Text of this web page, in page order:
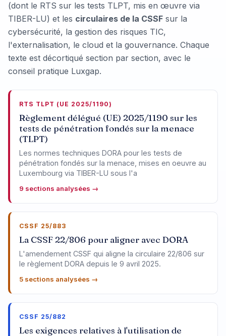
(dont le RTS sur les tests TLPT, mis en œuvre via
TIBER-LU) et les circulaires de la CSSF sur la
cybersécurité, la gestion des risques TIC,
l'externalisation, le cloud et la gouvernance. Chaque
texte est décortiqué section par section, avec le
conseil pratique Luxgap.
RTS TLPT (UE 2025/1190)
Règlement délégué (UE) 2025/1190 sur les
tests de pénétration fondés sur la menace
(TLPT)
Les normes techniques DORA pour les tests de
pénétration fondés sur la menace, mises en oeuvre au
Luxembourg via TIBER-LU sous l'a
9 sections analysées →
CSSF 25/883
La CSSF 22/806 pour aligner avec DORA
L'amendement CSSF qui aligne la circulaire 22/806 sur
le règlement DORA depuis le 9 avril 2025.
5 sections analysées →
CSSF 25/882
Les exigences relatives à l'utilisation de